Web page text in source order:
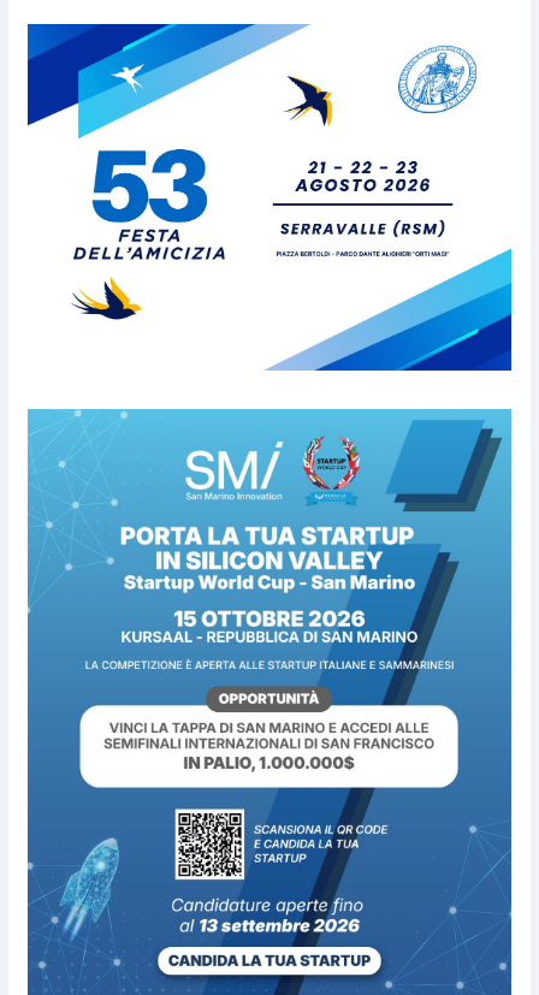
San Marino Academy. Femminile: quattro
Primavera aggregate alla Prima Squadra
8 Agosto 2026
San Marino. “Cena Tramonto &
Live” una serata di
divertimento, arte, buona
cucina e solidarietà, a Faetano.